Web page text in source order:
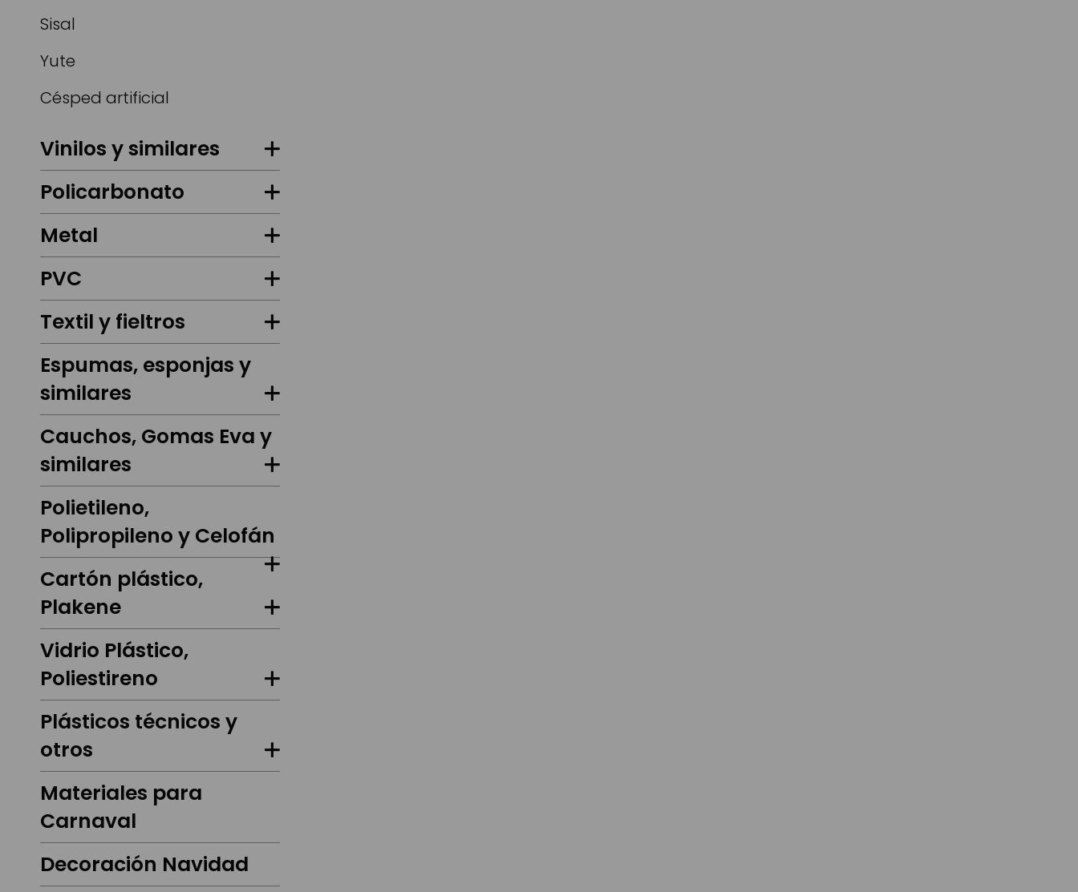
Sisal
Yute
Césped artificial
Vinilos y similares
Policarbonato
Metal
PVC
Textil y fieltros
Espumas, esponjas y
similares
Cauchos, Gomas Eva y
similares
Polietileno,
Polipropileno y Celofán
Cartón plástico,
Plakene
Vidrio Plástico,
Poliestireno
Plásticos técnicos y
otros
Materiales para
Carnaval
Decoración Navidad